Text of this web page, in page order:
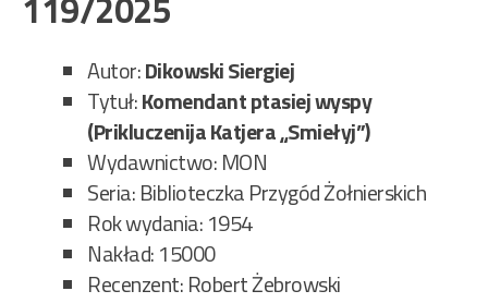
Autor:Dikowski Siergiej
Tytuł:Komendant ptasiej wyspy
(Prikluczenija Katjera „Smiełyj”)
Wydawnictwo: MON
Seria: Biblioteczka Przygód Żołnierskich
Rok wydania: 1954
Nakład: 15000
Recenzent: Robert Żebrowski